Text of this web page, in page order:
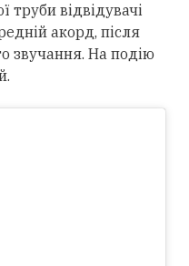
відвідувачі
акорд, після
звучання. На подію